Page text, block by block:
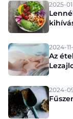
2025-
2024-
Az
2024-